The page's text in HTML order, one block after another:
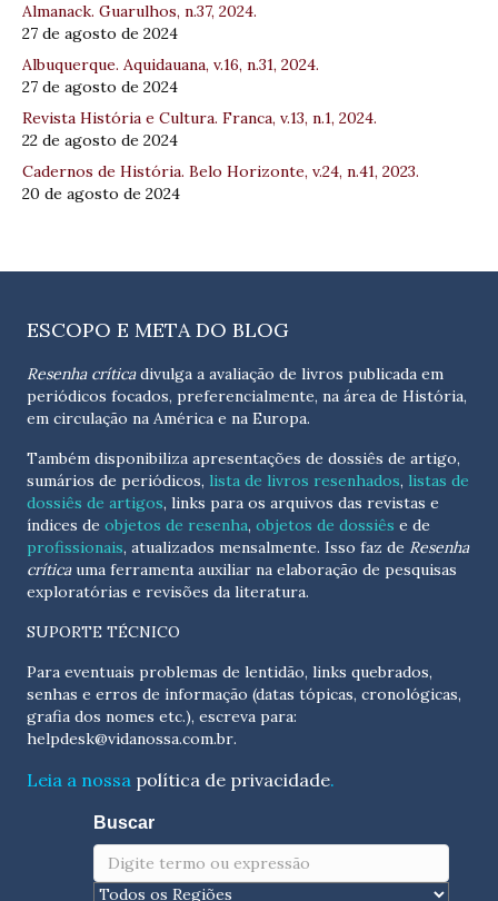
Almanack. Guarulhos, n.37, 2024.
27 de agosto de 2024
Albuquerque. Aquidauana, v.16, n.31, 2024.
27 de agosto de 2024
Revista História e Cultura. Franca, v.13, n.1, 2024.
22 de agosto de 2024
Cadernos de História. Belo Horizonte, v.24, n.41, 2023.
20 de agosto de 2024
ESCOPO E META DO BLOG
Resenha críticadivulga a avaliação de livros publicada em
periódicos focados, preferencialmente, na área de História,
em circulação na América e na Europa.
Também disponibiliza apresentações de dossiês de artigo,
sumários de periódicos, lista de livros resenhados, listas de
dossiês de artigos, links para os arquivos das revistas e
índices de objetos de resenha, objetos de dossiês e de
profissionais, atualizados mensalmente. Isso faz de Resenha
críticauma ferramenta auxiliar na elaboração de pesquisas
exploratórias e revisões da literatura.
SUPORTE TÉCNICO
Para eventuais problemas de lentidão, links quebrados,
senhas e erros de informação (datas tópicas, cronológicas,
helpdesk@vidanossa.com.br.
Leia a nossa política de privacidade.
Buscar